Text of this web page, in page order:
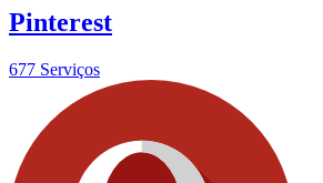
Pinterest
677 Serviços